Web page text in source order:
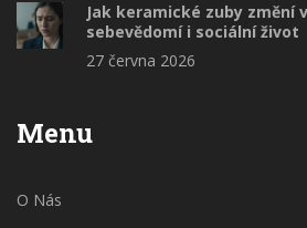
Jak keramické zuby změní
sebevědomí i sociální život
27 června 2026
Menu
O Nás